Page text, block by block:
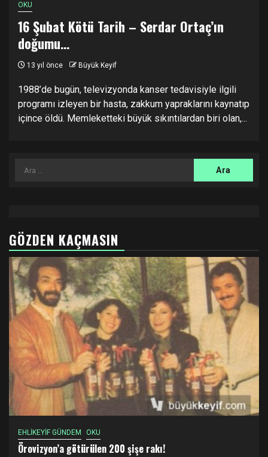
OKU
16 Şubat Kötü Tarih – Serdar Ortaç’ın
doğumu…
13 yıl önce Büyük Keyif
1988’de bugün, televizyonda kanser tedavisiyle ilgili
programı izleyen bir hasta, zakkum yapraklarını kaynatıp
içince öldü. Memleketteki büyük sıkıntılardan biri olan,...
Arama:
GÖZDEN KAÇMASIN
EHLİKEYİF GÜNDEM OKU
Örovizyon’a götürülen 200 şişe rakı!